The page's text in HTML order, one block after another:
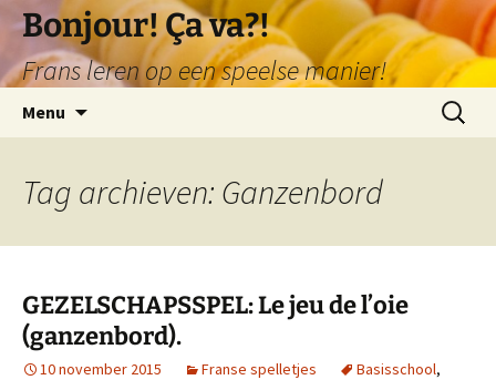
naar
de
inhoud
Bonjour! Ça va?!
Frans leren op een speelse manier!
Menu
Zoeken
naar:
Tag archieven: Ganzenbord
GEZELSCHAPSSPEL: Le jeu de l’oie
(ganzenbord).
10 november 2015 Franse spelletjes Basisschool,